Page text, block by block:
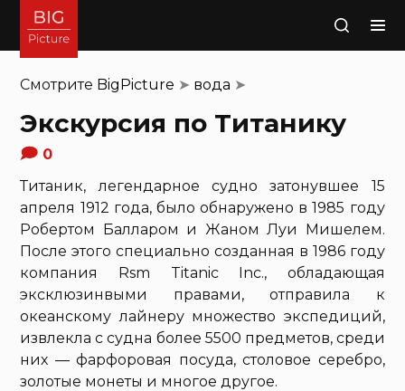
Поиск
Смотрите BigPicture ➤ вода ➤
Экскурсия по Титанику
0
Титаник, легендарное судно затонувшее 15
апреля 1912 года, было обнаружено в 1985 году
Робертом Балларом и Жаном Луи Мишелем.
После этого специально созданная в 1986 году
компания Rsm Titanic Inc., обладающая
эксклюзинвыми правами, отправила к
океанскому лайнеру множество экспедиций,
извлекла с судна более 5500 предметов, среди
них — фарфоровая посуда, столовое серебро,
золотые монеты и многое другое.